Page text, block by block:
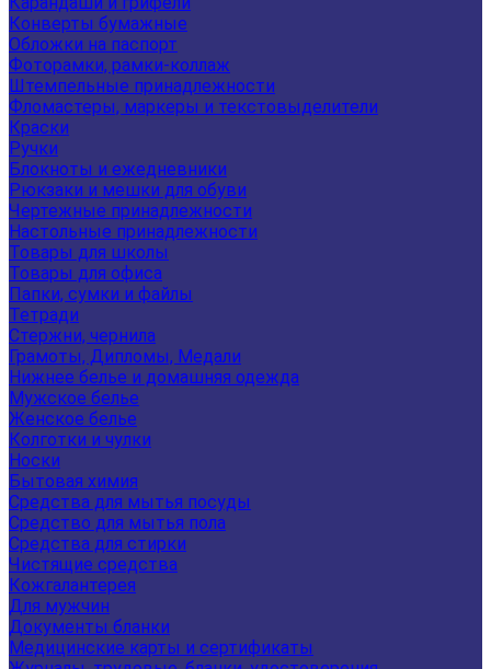
Конверты бумажные
Обложки на паспорт
Фоторамки, рамки-коллаж
Штемпельные принадлежности
Фломастеры, маркеры и текстовыделители
Краски
Ручки
Блокноты и ежедневники
Рюкзаки и мешки для обуви
Чертежные принадлежности
Настольные принадлежности
Товары для школы
Товары для офиса
Папки, сумки и файлы
Тетради
Стержни, чернила
Грамоты, Дипломы, Медали
Нижнее белье и домашняя одежда
Мужское белье
Женское белье
Колготки и чулки
Носки
Бытовая химия
Средства для мытья посуды
Средство для мытья пола
Средства для стирки
Чистящие средства
Кожгалантерея
Для мужчин
Документы бланки
Медицинские карты и сертификаты